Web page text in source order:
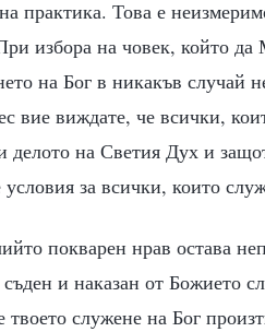
практика. Това е
избора на човек, който
на Бог в никакъв случай
вие виждате, че всички,
делото на Светия Дух и
за всички, които
покварен нрав остава
и наказан от Божието
твоето служене на Бог